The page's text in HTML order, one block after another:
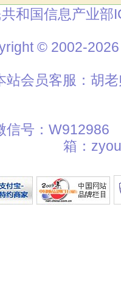
和国信息产业部
© 2002-
站会员客服：胡
信号：
箱：